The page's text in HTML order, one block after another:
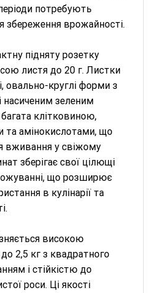
потребують
збереження врожайності.
підняту розетку
листя до 20 г. Листки
овально-круглі форми з
насиченим зеленим
клітковиною,
та амінокислотами, що
вживання у свіжому
зберігає свої цілющі
що розширює
в кулінарії та
високою
2,5 кг з квадратного
і стійкістю до
роси. Ці якості